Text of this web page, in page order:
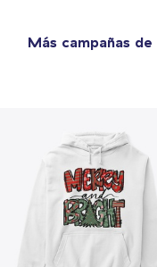
Más campañas de